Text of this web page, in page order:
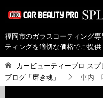
福岡市のガラスコーティング
ティングを適切な価格でご提供
カービューティープロ スプ
ブログ「磨き魂」
車内